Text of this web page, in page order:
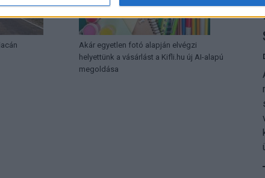
Akár egyetlen fotó alapján elvégzi
helyettünk a vásárlást a Kifli.hu új AI-alapú
megoldása